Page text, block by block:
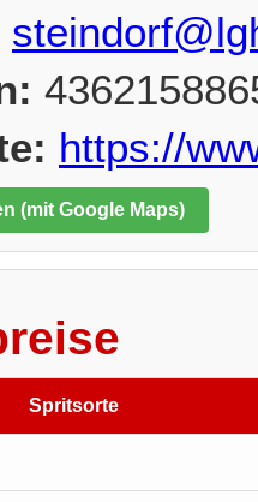
https://
(mit Google Maps)
Spritsorte